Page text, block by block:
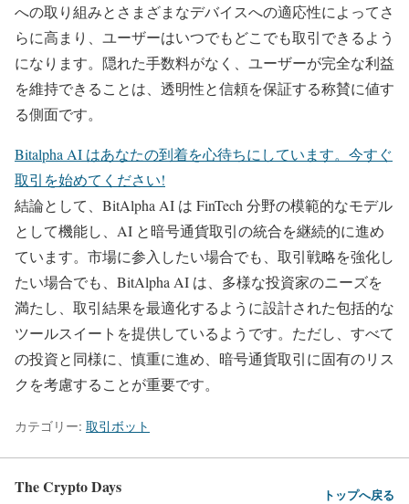
への取り組みとさまざまなデバイスへの適応性によってさ
らに高まり、ユーザーはいつでもどこでも取引できるよう
になります。隠れた手数料がなく、ユーザーが完全な利益
を維持できることは、透明性と信頼を保証する称賛に値す
る側面です。
Bitalpha AI はあなたの到着を心待ちにしています。今すぐ
取引を始めてください!
結論として、BitAlpha AI は FinTech 分野の模範的なモデル
として機能し、AI と暗号通貨取引の統合を継続的に進め
ています。市場に参入したい場合でも、取引戦略を強化し
たい場合でも、BitAlpha AI は、多様な投資家のニーズを
満たし、取引結果を最適化するように設計された包括的な
ツールスイートを提供しているようです。ただし、すべて
の投資と同様に、慎重に進め、暗号通貨取引に固有のリス
クを考慮することが重要です。
カテゴリー: 取引ボット
The Crypto Days トップへ戻る